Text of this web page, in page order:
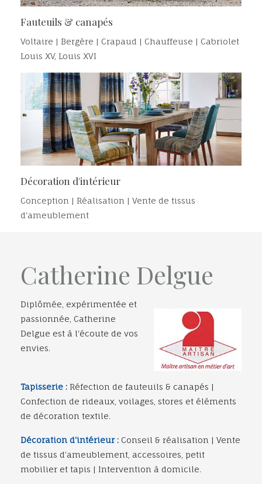
Fauteuils & canapés
Voltaire | Bergère | Crapaud | Chauffeuse | Cabriolet
Louis XV, Louis XVI
Décoration d'intérieur
Conception | Réalisation | Vente de tissus
d'ameublement
Catherine Delgue
Diplômée, expérimentée et
passionnée, Catherine
Delgue est à l'écoute de vos
envies.
Tapisserie : Réfection de fauteuils & canapés |
Confection de rideaux, voilages, stores et éléments
de décoration textile.
Décoration d'intérieur : Conseil & réalisation | Vente
de tissus d’ameublement, accessoires, petit
mobilier et tapis | Intervention à domicile.